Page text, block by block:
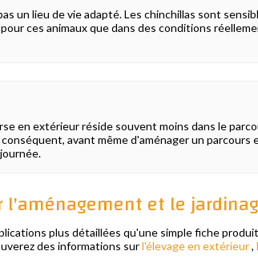
un lieu de vie adapté. Les chinchillas sont
ces animaux que dans des conditions
en extérieur réside souvent moins dans le
avant même d'aménager un
et le
plus détaillées qu'une simple fiche
des informations surl'élevage en extérieur,